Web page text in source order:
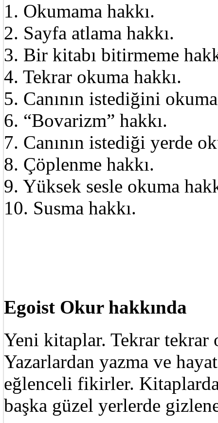
1. Okumama hakkı.
2. Sayfa atlama hakkı.
3. Bir kitabı bitirmeme
4. Tekrar okuma hakkı.
5. Canının istediğini
6. “Bovarizm” hakkı.
7. Canının istediği yerde
8. Çöplenme hakkı.
9. Yüksek sesle okuma
10. Susma hakkı.
Egoist Okur hakkında
Yeni kitaplar. Tekrar tekrar
Yazarlardan yazma ve
eğlenceli fikirler.
başka güzel yerlerde